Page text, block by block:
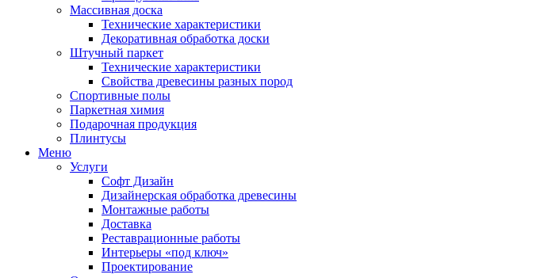
Массивная доска
Технические характеристики
Декоративная обработка доски
Штучный паркет
Технические характеристики
Свойства древесины разных пород
Спортивные полы
Паркетная химия
Подарочная продукция
Плинтусы
Меню
Услуги
Софт Дизайн
Дизайнерская обработка древесины
Монтажные работы
Доставка
Реставрационные работы
Интерьеры «под ключ»
Проектирование